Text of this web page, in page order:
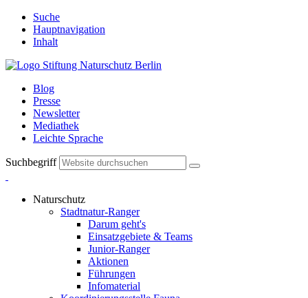
Suche
Hauptnavigation
Inhalt
Blog
Presse
Newsletter
Mediathek
Leichte Sprache
Suchbegriff
Naturschutz
Stadtnatur-Ranger
Darum geht's
Einsatzgebiete & Teams
Junior-Ranger
Aktionen
Führungen
Infomaterial